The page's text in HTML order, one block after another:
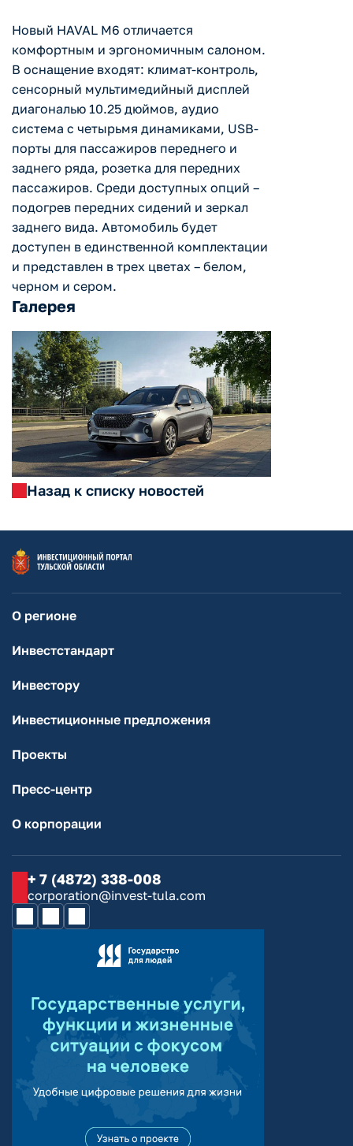
Новый HAVAL M6 отличается
комфортным и эргономичным салоном.
В оснащение входят: климат-контроль,
сенсорный мультимедийный дисплей
диагональю 10.25 дюймов, аудио
система с четырьмя динамиками, USB-
порты для пассажиров переднего и
заднего ряда, розетка для передних
пассажиров. Среди доступных опций –
подогрев передних сидений и зеркал
заднего вида. Автомобиль будет
доступен в единственной комплектации
и представлен в трех цветах – белом,
черном и сером.
Галерея
Назад к списку новостей
О регионе
Инвестстандарт
Инвестору
Инвестиционные предложения
Проекты
Пресс-центр
О корпорации
+ 7 (4872) 338-008
corporation@invest-tula.com